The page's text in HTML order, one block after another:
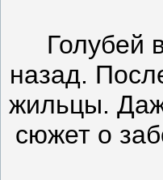
Голубей
назад.
жильцы.
сюжет о